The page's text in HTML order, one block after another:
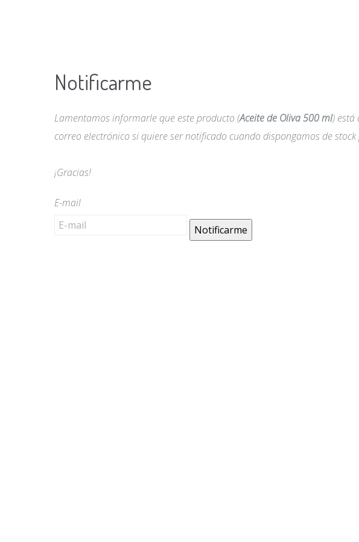
Notificarme
Lamentamos informarle que este producto (Aceite de Oliva 500 ml) está
correo electrónico si quiere ser notificado cuando dispongamos de
¡Gracias!
E-mail